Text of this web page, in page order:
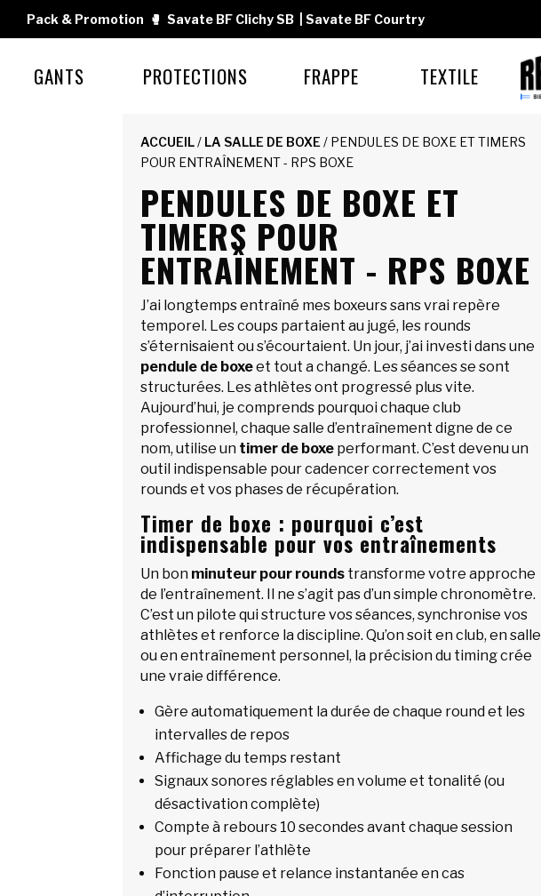
Pack & Promotion 🥊 Savate BF Clichy SB Savate BF Courtry
GANTS PROTECTIONS FRAPPE TEXTILE
ACCUEIL/ LA SALLE DE BOXE / PENDULES DE BOXE ET TIMERS
POUR ENTRAÎNEMENT - RPS BOXE
PENDULES DE BOXE ET
TIMERS POUR
ENTRAÎNEMENT - RPS BOXE
J’ai longtemps entraîné mes boxeurs sans vrai repère
temporel. Les coups partaient au jugé, les rounds
s’éternisaient ou s’écourtaient. Un jour, j’ai investi dans une
pendule de boxeet tout a changé. Les séances se sont
structurées. Les athlètes ont progressé plus vite.
Aujourd’hui, je comprends pourquoi chaque club
professionnel, chaque salle d’entraînement digne de ce
nom, utilise un timer de boxeperformant. C’est devenu un
outil indispensable pour cadencer correctement vos
rounds et vos phases de récupération.
Timer de boxe : pourquoi c’est
indispensable pour vos entraînements
Un bon minuteur pour roundstransforme votre approche
de l’entraînement. Il ne s’agit pas d’un simple chronomètre.
C’est un pilote qui structure vos séances, synchronise vos
athlètes et renforce la discipline. Qu’on soit en club, en salle
ou en entraînement personnel, la précision du timing crée
une vraie différence.
Gère automatiquement la durée de chaque round et les
intervalles de repos
Affichage du temps restant
Signaux sonores réglables en volume et tonalité (ou
désactivation complète)
Compte à rebours 10 secondes avant chaque session
pour préparer l’athlète
Fonction pause et relance instantanée en cas